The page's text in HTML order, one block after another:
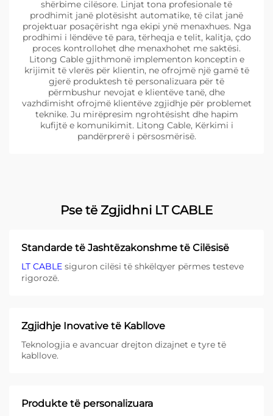
shërbime cilësore. Linjat tona profesionale të
prodhimit janë plotësisht automatike, të cilat janë
projektuar posaçërisht nga ekipi ynë menaxhues. Nga
prodhimi i lëndëve të para, tërheqja e telit, kalitja, çdo
proces kontrollohet dhe menaxhohet me saktësi.
Litong Cable gjithmonë implementon konceptin e
krijimit të vlerës për klientin, ne ofrojmë një gamë të
gjerë produktesh të personalizuara për të
përmbushur nevojat e klientëve tanë, dhe
vazhdimisht ofrojmë klientëve zgjidhje për problemet
teknike. Ju mirëpresim ngrohtësisht dhe hapim
kufijtë e komunikimit. Litong Cable, Kërkimi i
pandërprerë i përsosmërisë.
Pse të Zgjidhni LT CABLE
Standarde të Jashtëzakonshme të Cilësisë
LT CABLE siguron cilësi të shkëlqyer përmes testeve
rigorozë.
Zgjidhje Inovative të Kabllove
Teknologjia e avancuar drejton dizajnet e tyre të
kabllove.
Produkte të personalizuara